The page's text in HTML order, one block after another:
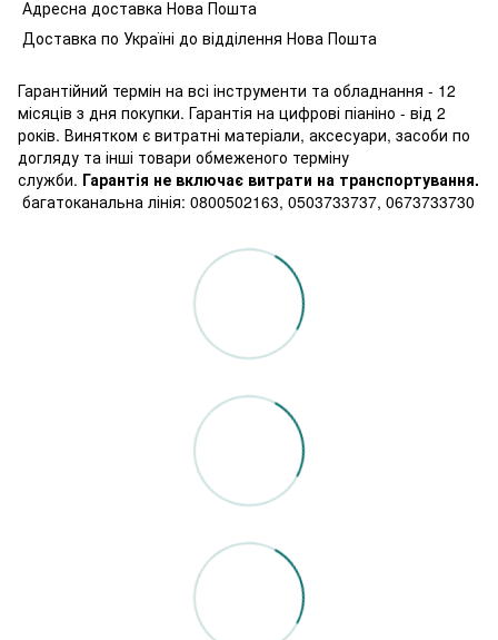
Адресна доставка Нова Пошта
Доставка по Україні до відділення Нова Пошта
Гарантійний термін на всі інструменти та обладнання - 12
місяців з дня покупки. Гарантія на цифрові піаніно - від 2
років. Винятком є витратні матеріали, аксесуари, засоби по
догляду та інші товари обмеженого терміну
служби. Гарантія не включає витрати на транспортування.
багатоканальна лінія: 0800502163, 0503733737, 0673733730